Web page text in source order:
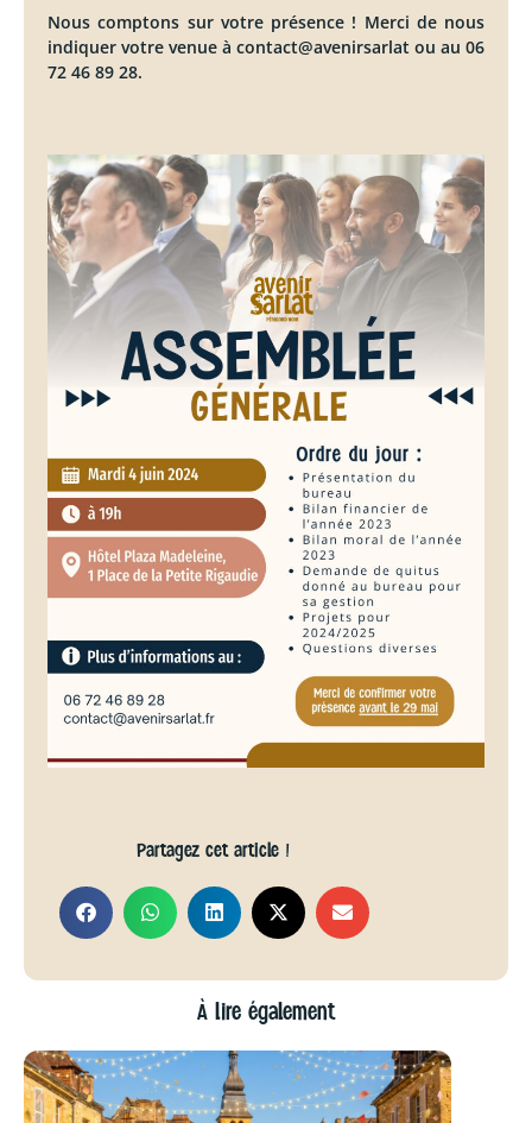
Nous comptons sur votre présence ! Merci de nous
indiquer votre venue à contact@avenirsarlat ou au 06
72 46 89 28.
Partagez cet article !
À lire également